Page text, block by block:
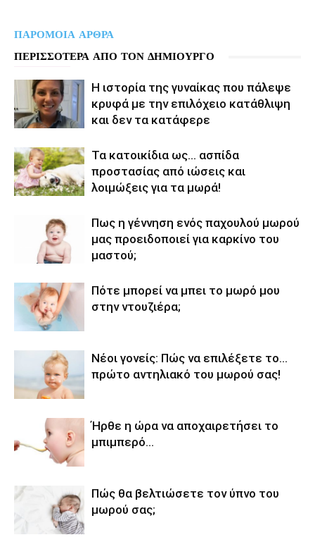
ΠΑΡΟΜΟΙΑ ΑΡΘΡΑ
ΠΕΡΙΣΣΟΤΕΡΑ ΑΠΟ ΤΟΝ ΔΗΜΙΟΥΡΓΟ
Η ιστορία της γυναίκας που πάλεψε
κρυφά με την επιλόχειο κατάθλιψη
και δεν τα κατάφερε
Τα κατοικίδια ως… ασπίδα
προστασίας από ιώσεις και
λοιμώξεις για τα μωρά!
Πως η γέννηση ενός παχουλού μωρού
μας προειδοποιεί για καρκίνο του
μαστού;
Πότε μπορεί να μπει το μωρό μου
στην ντουζιέρα;
Νέοι γονείς: Πώς να επιλέξετε το…
πρώτο αντηλιακό του μωρού σας!
Ήρθε η ώρα να αποχαιρετήσει το
μπιμπερό…
Πώς θα βελτιώσετε τον ύπνο του
μωρού σας;